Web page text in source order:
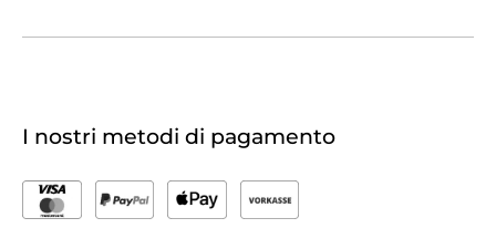
I nostri metodi di pagamento